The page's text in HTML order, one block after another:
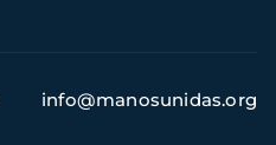
info@manosunidas.org